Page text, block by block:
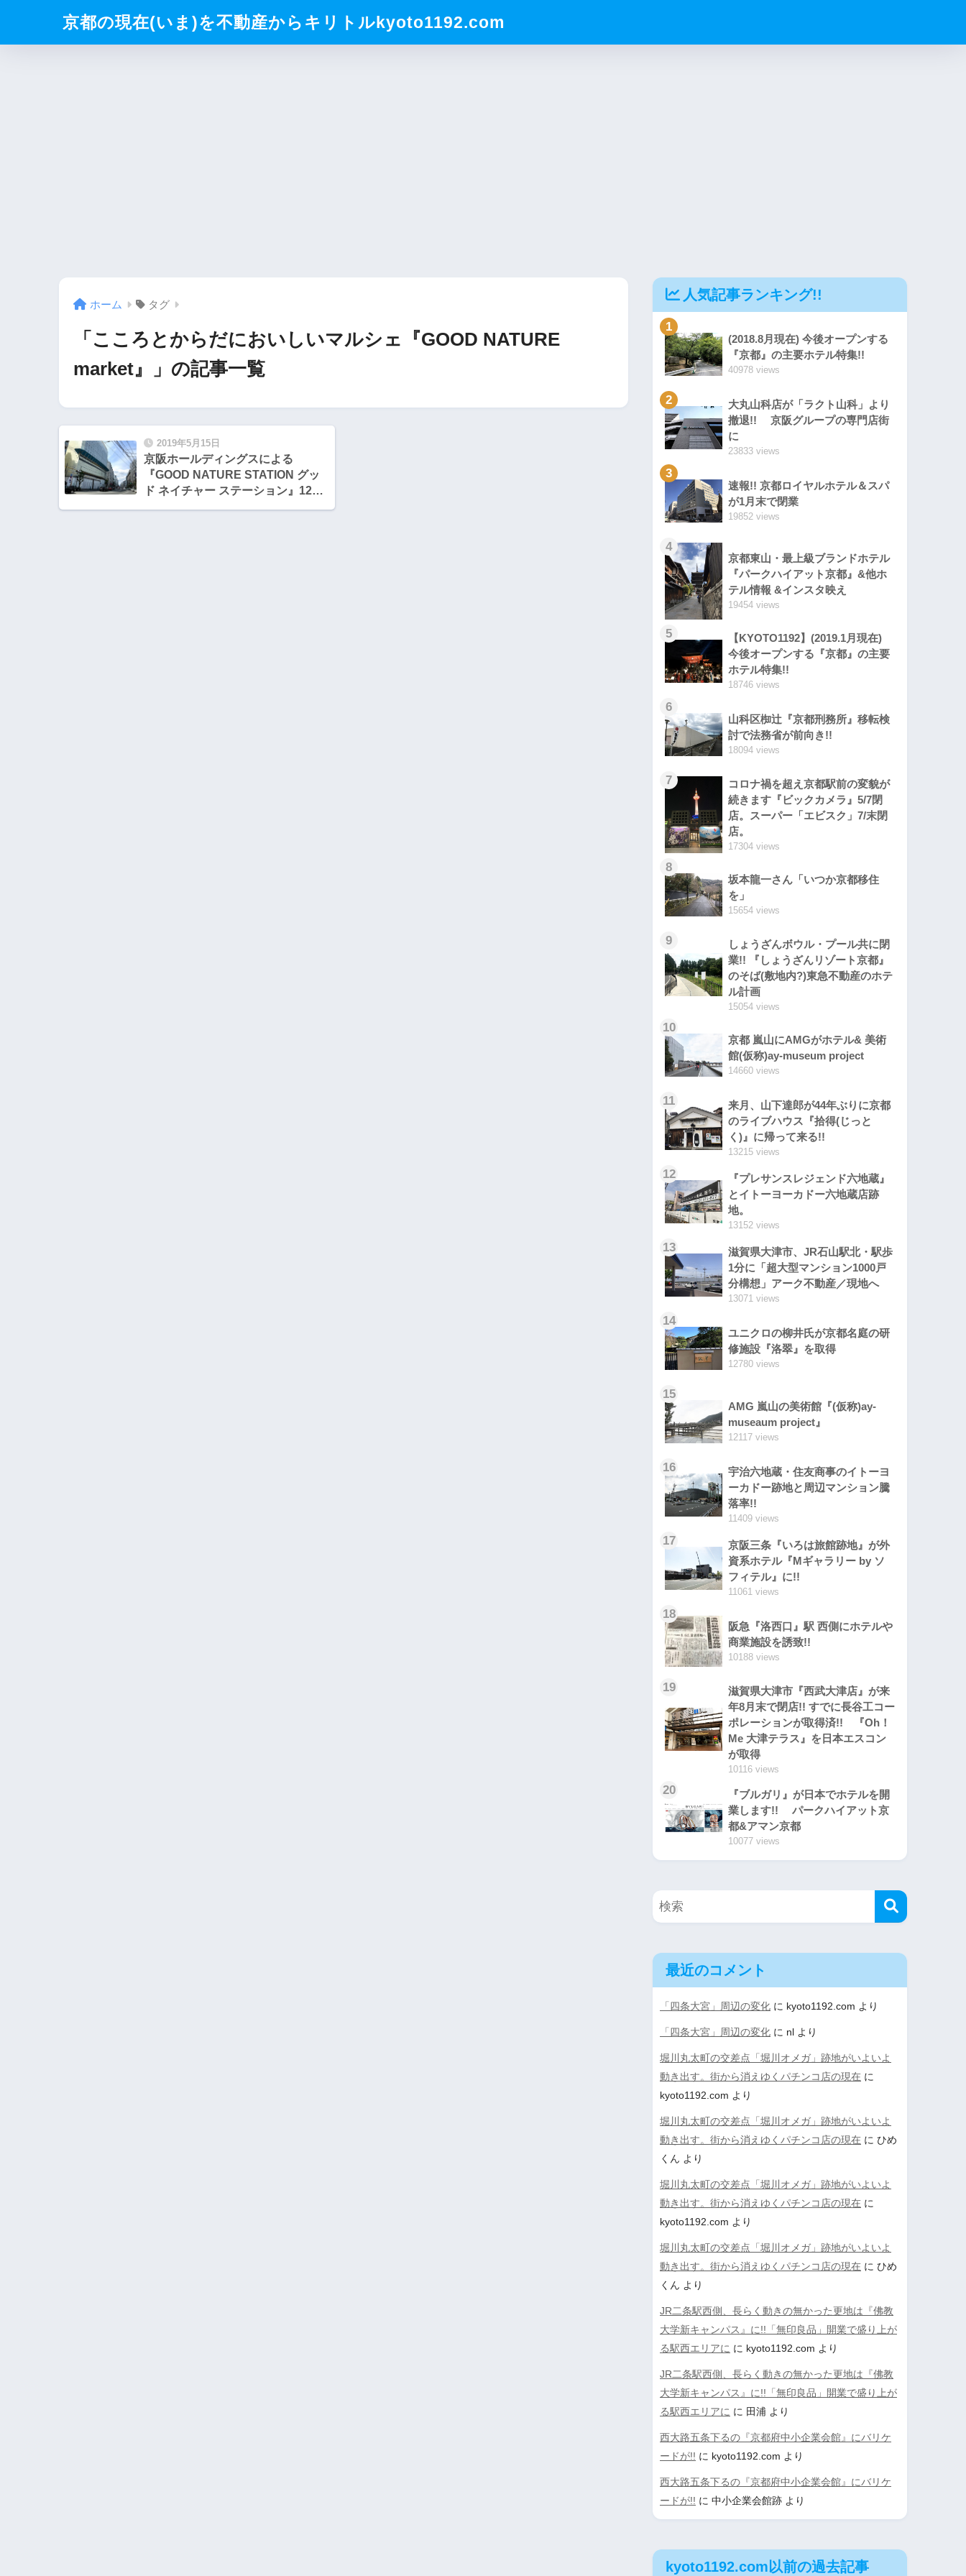
京都の現在(いま)を不動産からキリトルkyoto1192.com
ホーム タグ
「こころとからだにおいしいマルシェ『GOOD NATURE
market』」の記事一覧
2019年5月15日
京阪ホールディングスによる
『GOOD NATURE STATION グッ
ド ネイチャー ステーション』12月
人気記事ランキング!!
1
(2018.8月現在) 今後オープンする
『京都』の主要ホテル特集!!
40978 views
2
大丸山科店が「ラクト山科」より
撤退!! 京阪グループの専門店街
に
23833 views
3
速報!! 京都ロイヤルホテル＆スパ
が1月末で閉業
19852 views
4
京都東山・最上級ブランドホテル
『パークハイアット京都』&他ホ
テル情報 &インスタ映え
19454 views
5
【KYOTO1192】(2019.1月現在)
今後オープンする『京都』の主要
ホテル特集!!
18746 views
6
山科区椥辻『京都刑務所』移転検
討で法務省が前向き!!
18094 views
7
コロナ禍を超え京都駅前の変貌が
続きます『ビックカメラ』5/7閉
店。スーパー「エビスク」7/末閉
店。
17304 views
8
坂本龍一さん「いつか京都移住
を」
15654 views
9
しょうざんボウル・プール共に閉
業!! 『しょうざんリゾート京都』
のそば(敷地内?)東急不動産のホテ
ル計画
15054 views
10
京都 嵐山にAMGがホテル& 美術
館(仮称)ay-museum project
14660 views
11
来月、山下達郎が44年ぶりに京都
のライブハウス『拾得(じっと
く)』に帰って来る!!
13215 views
12
『プレサンスレジェンド六地蔵』
とイトーヨーカドー六地蔵店跡
地。
13152 views
13
滋賀県大津市、JR石山駅北・駅歩
1分に「超大型マンション1000戸
分構想」アーク不動産／現地へ
13071 views
14
ユニクロの柳井氏が京都名庭の研
修施設『洛翠』を取得
12780 views
15
AMG 嵐山の美術館『(仮称)ay-
museaum project』
12117 views
16
宇治六地蔵・住友商事のイトーヨ
ーカドー跡地と周辺マンション騰
落率!!
11409 views
17
京阪三条『いろは旅館跡地』が外
資系ホテル『Mギャラリー by ソ
フィテル』に!!
11061 views
18
阪急『洛西口』駅 西側にホテルや
商業施設を誘致!!
10188 views
19
滋賀県大津市『西武大津店』が来
年8月末で閉店!! すでに長谷工コー
ポレーションが取得済!! 『Oh！
Me 大津テラス』を日本エスコン
が取得
10116 views
20
『ブルガリ』が日本でホテルを開
業します!! パークハイアット京
都&アマン京都
10077 views
最近のコメント
「四条大宮」周辺の変化 に kyoto1192.com より
「四条大宮」周辺の変化 に nl より
堀川丸太町の交差点「堀川オメガ」跡地がいよいよ
動き出す。街から消えゆくパチンコ店の現在 に
kyoto1192.com より
堀川丸太町の交差点「堀川オメガ」跡地がいよいよ
動き出す。街から消えゆくパチンコ店の現在 に ひめ
くん より
堀川丸太町の交差点「堀川オメガ」跡地がいよいよ
動き出す。街から消えゆくパチンコ店の現在 に
kyoto1192.com より
堀川丸太町の交差点「堀川オメガ」跡地がいよいよ
動き出す。街から消えゆくパチンコ店の現在 に ひめ
くん より
JR二条駅西側、長らく動きの無かった更地は『佛教
大学新キャンパス』に!!「無印良品」開業で盛り上が
る駅西エリアに に kyoto1192.com より
JR二条駅西側、長らく動きの無かった更地は『佛教
大学新キャンパス』に!!「無印良品」開業で盛り上が
る駅西エリアに に 田浦 より
西大路五条下るの『京都府中小企業会館』にバリケ
ードが!! に kyoto1192.com より
西大路五条下るの『京都府中小企業会館』にバリケ
ードが!! に 中小企業会館跡 より
kyoto1192.com以前の過去記事